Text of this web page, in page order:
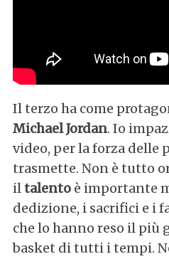
Il terzo ha come
Michael Jordan. Io
video, per la forza delle
trasmette. Non è tutto
iltalentoè importante
dedizione, i sacrifici e i
che lo hanno reso il più
basket di tutti i tempi.